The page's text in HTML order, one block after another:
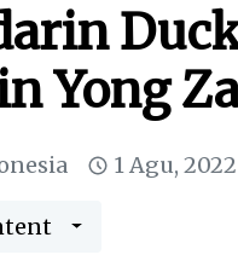
Yong
1 Agu, 2022